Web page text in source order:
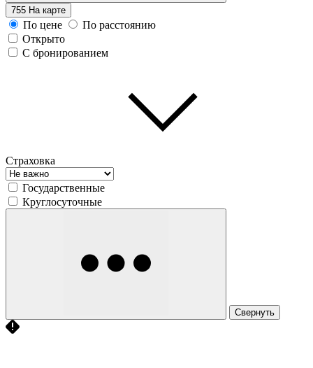
755 На карте
По цене
По расстоянию
Открыто
С бронированием
Страховка
Государственные
Круглосуточные
Свернуть